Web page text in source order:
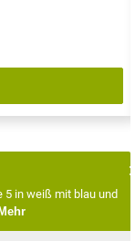
5 in weiß mit blau und
Mehr